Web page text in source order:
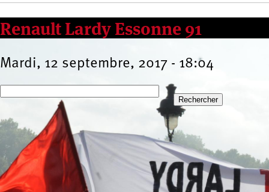
Renault Lardy Essonne 91
Mardi, 12 septembre, 2017 - 18:04